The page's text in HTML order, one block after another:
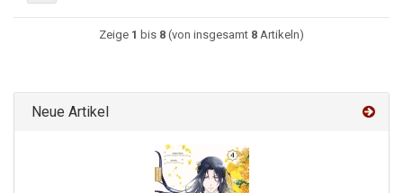
Zeige 1 bis 8 (von insgesamt 8 Artikeln)
Neue Artikel